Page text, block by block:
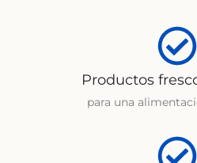
Productos
para una